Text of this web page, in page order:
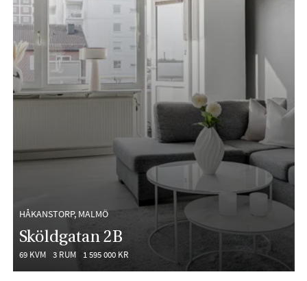
HÅKANSTORP, MALMÖ
Sköldgatan 2B
69 KVM 3 RUM 1 595 000 KR